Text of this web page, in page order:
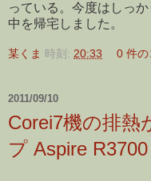
っている。今度はしっ
中を帰宅しました。
某くま 時刻: 20:33 0 件の
2011/09/10
Corei7機の排
プ Aspire